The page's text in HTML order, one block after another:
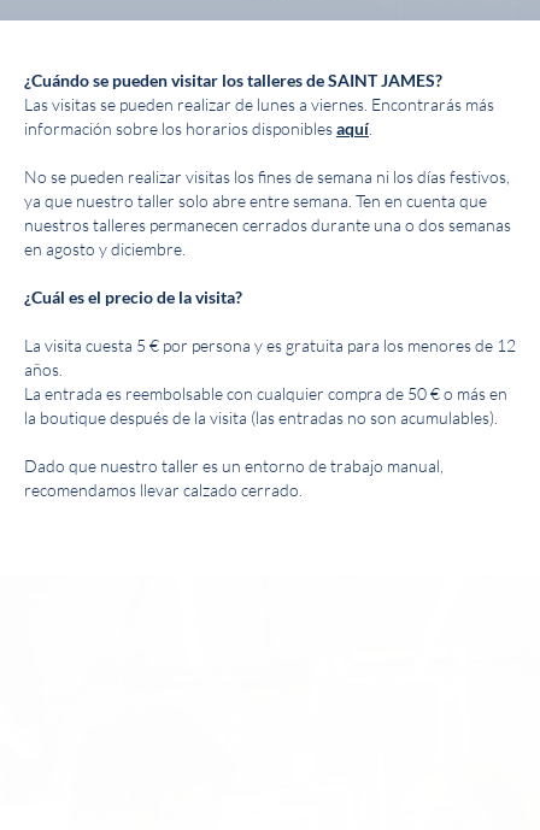
¿Cuándo se pueden visitar los talleres de SAINT JAMES?
Las visitas se pueden realizar de lunes a viernes. Encontrarás más
información sobre los horarios disponiblesaquí
No se pueden realizar visitas los fines de semana ni los días festivos,
ya que nuestro taller solo abre entre semana. Ten en cuenta que
nuestros talleres permanecen cerrados durante una o dos semanas
en agosto y diciembre.
¿Cuál es el precio de la visita?
La visita cuesta 5 € por persona y es gratuita para los menores de 12
años.
La entrada es reembolsable con cualquier compra de 50 € o más en
la boutique después de la visita (las entradas no son acumulables).
Dado que nuestro taller es un entorno de trabajo manual,
recomendamos llevar calzado cerrado.